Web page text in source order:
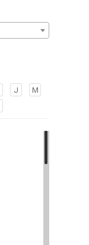
J
M